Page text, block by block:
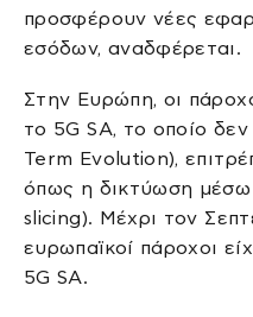
προσφέρουν νέες
εσόδων, αναδφέρεται.
Στην Ευρώπη, οι
το 5G SA, το οποίο
Term Evolution),
όπως η δικτύωση
slicing). Μέχρι τον
ευρωπαϊκοί πάροχοι
5G SA.